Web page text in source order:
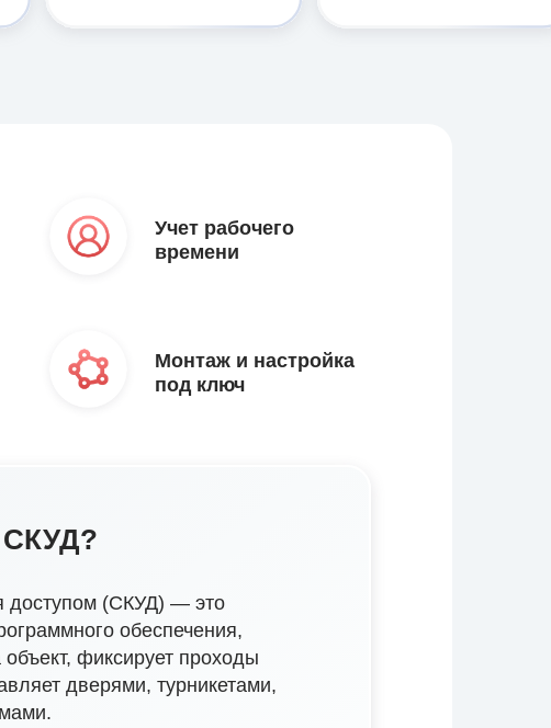
СКУД?
доступом (СКУД) — это
обеспечения,
объект, фиксирует проходы
дверями, турникетами,
Монтаж и настройка
под ключ
Учет рабочего
времени